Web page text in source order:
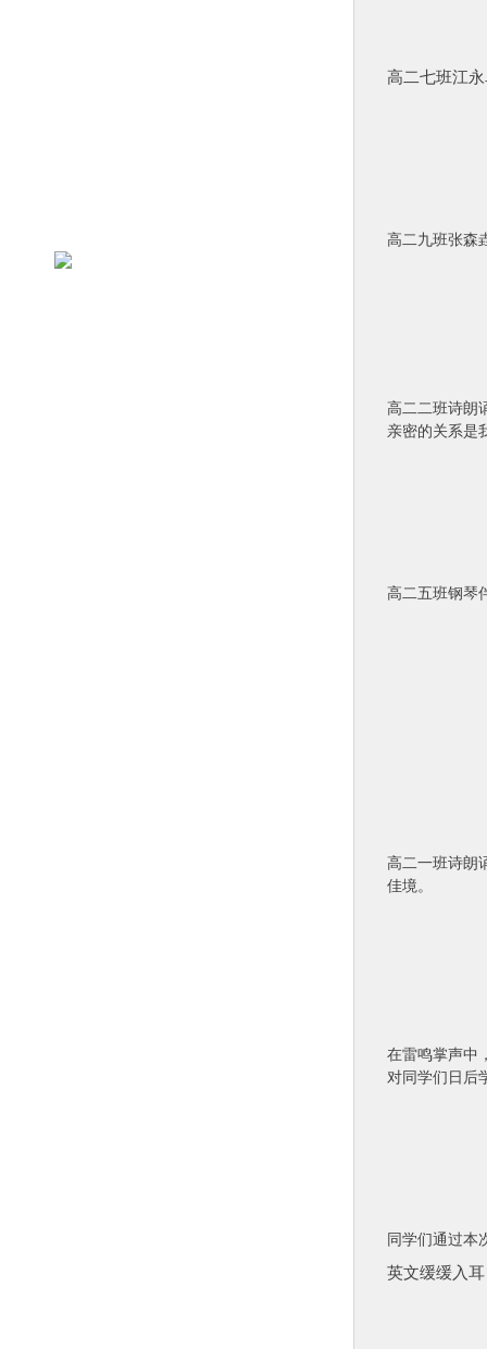
高二七班江
高二九班张森
高二二班诗朗
亲密的关系是
高二五班钢琴
高二一班诗朗
佳境。
在雷鸣掌声中
对同学们日后
同学们通过本
英文缓缓入